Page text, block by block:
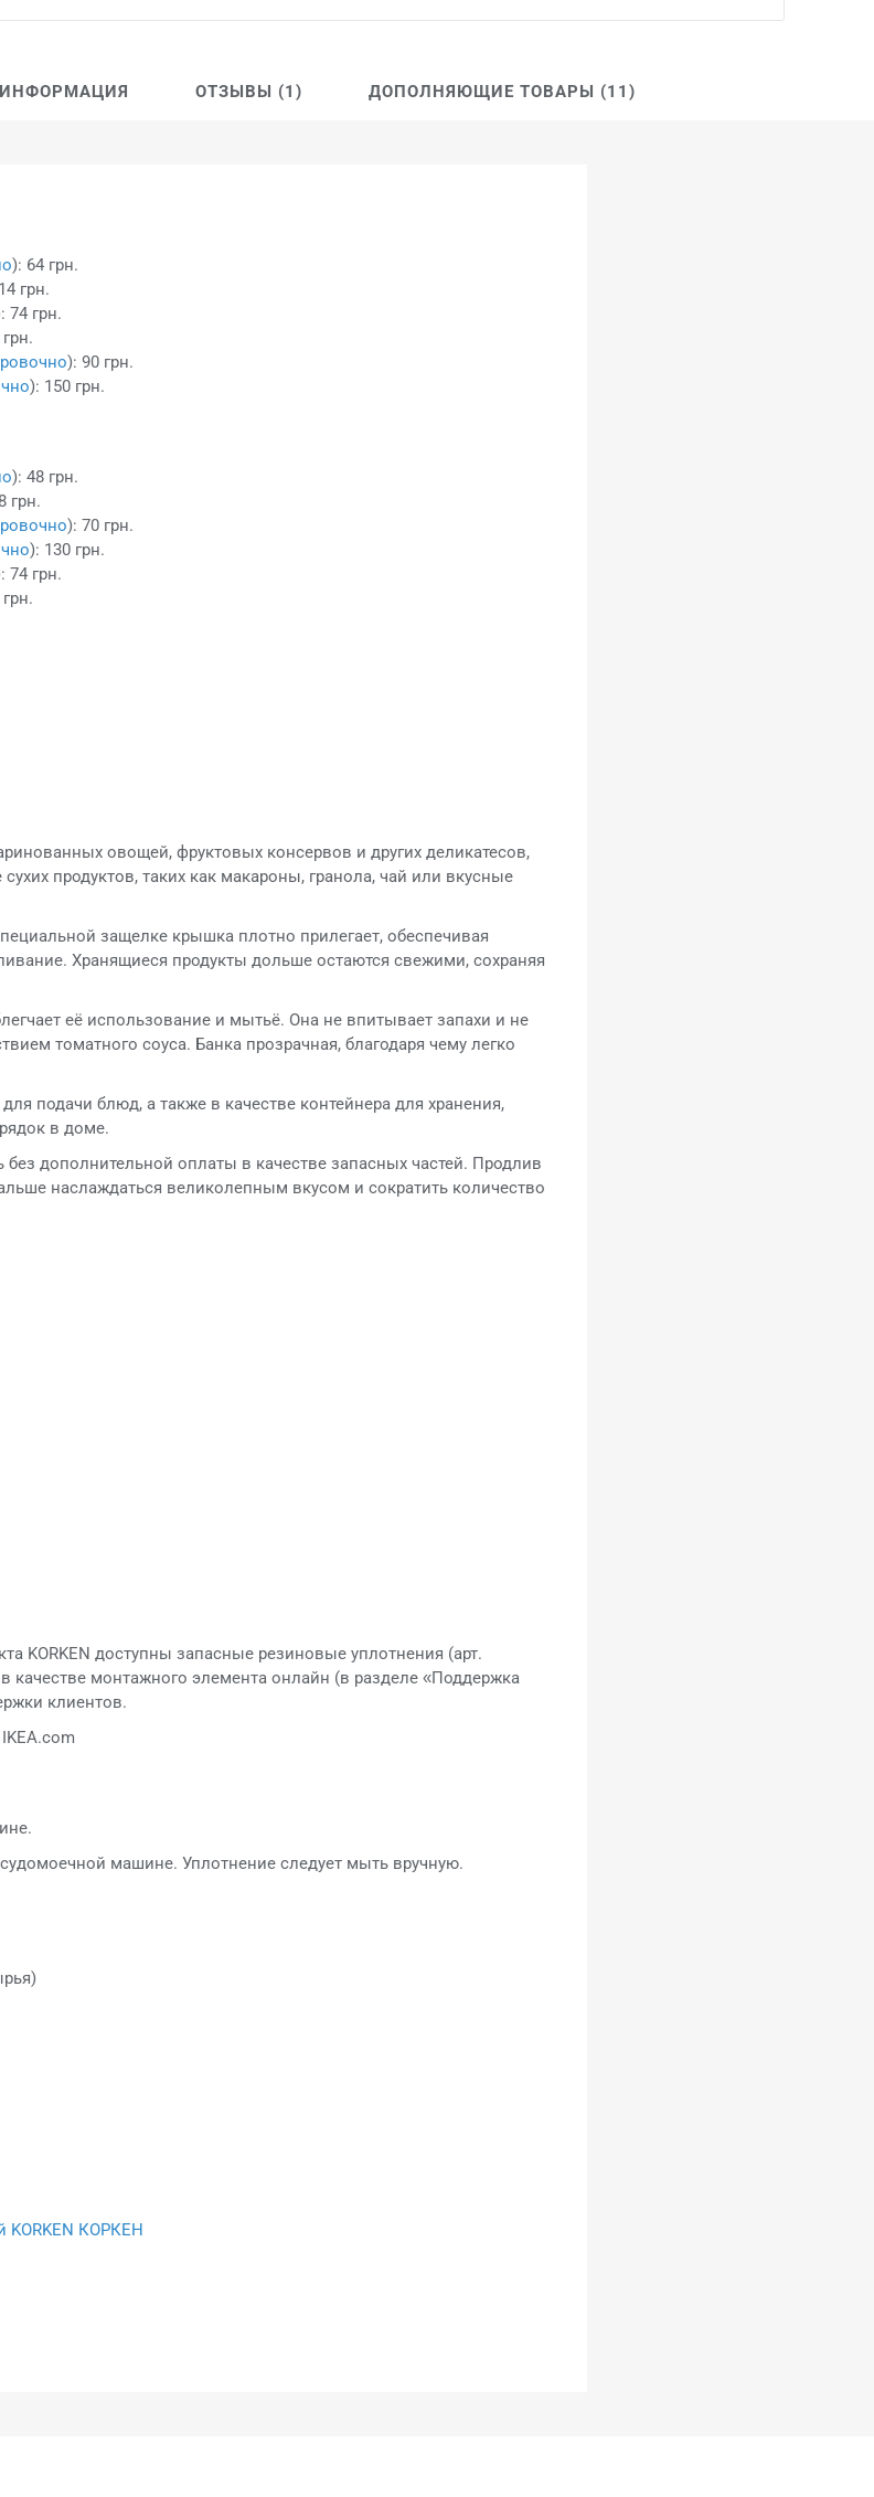
ОТЗЫВЫ (1) ДОПОЛНЯЮЩИЕ ТОВАРЫ (11)
): 64 грн.
грн.
74 грн.
): 90 грн.
): 150 грн.
): 48 грн.
грн.
): 70 грн.
): 130 грн.
74 грн.
овощей, фруктовых консервов и других деликатесов,
продуктов, таких как макароны, гранола, чай или вкусные
защелке крышка плотно прилегает, обеспечивая
Хранящиеся продукты дольше остаются свежими, сохраняя
её использование и мытьё. Она не впитывает запахи и не
томатного соуса. Банка прозрачная, благодаря чему легко
подачи блюд, а также в качестве контейнера для хранения,
в доме.
дополнительной оплаты в качестве запасных частей. Продлив
наслаждаться великолепным вкусом и сократить количество
KORKEN доступны запасные резиновые уплотнения (арт.
качестве монтажного элемента онлайн (в разделе «Поддержка
клиентов.
машине. Уплотнение следует мыть вручную.
КОРКЕН